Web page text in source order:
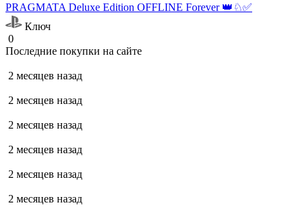
PRAGMATA Deluxe Edition OFFLINE Forever 👑♘✅
Ключ
0
Последние покупки на сайте
2 месяцев назад
2 месяцев назад
2 месяцев назад
2 месяцев назад
2 месяцев назад
2 месяцев назад